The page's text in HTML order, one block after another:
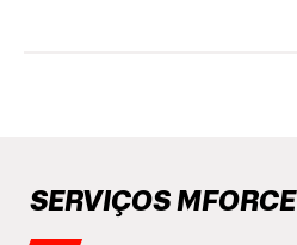
SERVIÇOS MFORCE